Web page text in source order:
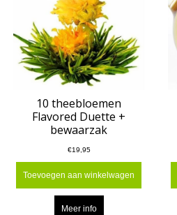
10 theebloemen
Flavored Duette +
bewaarzak
€19,95
Toevoegen aan winkelwagen
Meer info